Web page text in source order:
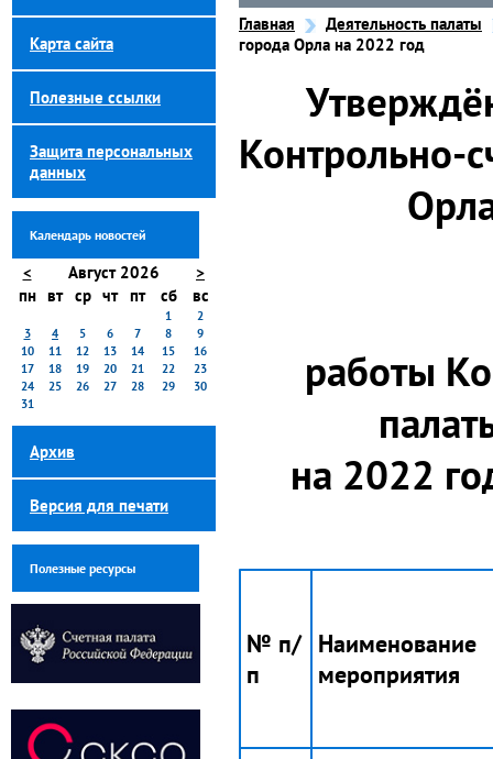
Карта сайта
Полезные ссылки
Защита персональных
данных
Календарь новостей
< Август 2026
>
пн вт ср чт пт сб вс
1
2
3
4 5 6 7 8
9
10
11 12 13 14 15
16
17
18 19 20 21 22
23
24
25 26 27 28 29
30
31
Архив
Версия для печати
Полезные ресурсы
Главная
Деятельность палаты
города Орла на 2022 год
Контрольно-
работы
на 2022
№ п/
п
Наименование
мероприятия